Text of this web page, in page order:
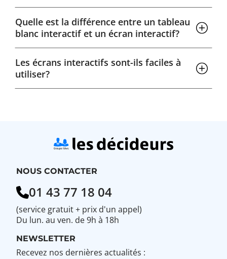
Quelle est la différence entre un tableau
blanc interactif et un écran interactif?
Les écrans interactifs sont-ils faciles à
utiliser?
NOUS CONTACTER
01 43 77 18 04
(service gratuit + prix d'un appel)
Du lun. au ven. de 9h à 18h
NEWSLETTER
Recevez nos dernières actualités :